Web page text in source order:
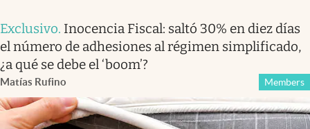
Exclusivo. Inocencia Fiscal: saltó 30% en diez días
el número de adhesiones al régimen simplificado,
¿a qué se debe el ‘boom’?
Matías Rufino Members